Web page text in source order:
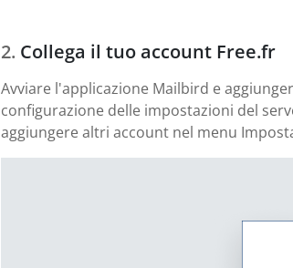
Collega il tuo account Free.fr
Avviare l'applicazione Mailbird e
configurazione delle impostazioni del
aggiungere altri account nel menu